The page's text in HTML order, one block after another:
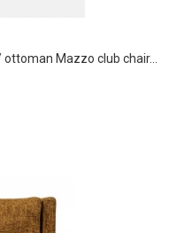
Mazzo club chair…